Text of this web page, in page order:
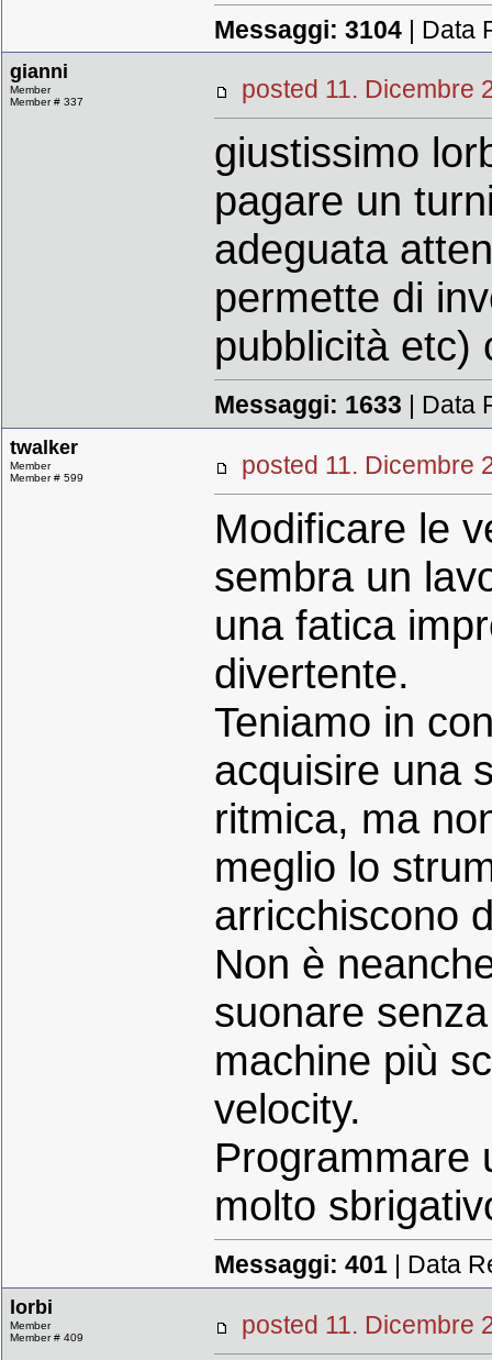
Messaggi: 3104 | Data
gianni
Member
Member # 337
posted 11.
giustissimo
pagare un
adeguata
permette di
pubblicità etc)
Messaggi: 1633 | Data
twalker
Member
Member # 599
posted 11.
Modificare le
sembra un
una fatica
divertente.
Teniamo in
acquisire una
ritmica, ma
meglio lo
arricchiscono
Non è
suonare
machine più
velocity.
Programmare
molto
Messaggi: 401 | Data
lorbi
Member
Member # 409
posted 11.